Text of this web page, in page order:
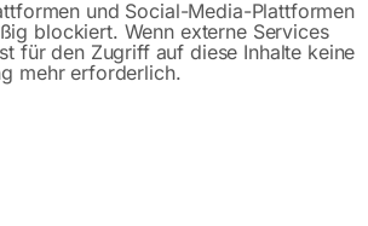
und Social-Media-Plattformen
blockiert. Wenn externe Services
für den Zugriff auf diese Inhalte keine
mehr erforderlich.